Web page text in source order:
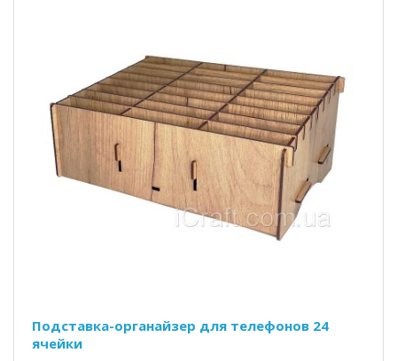
Подставка-органайзер для телефонов 24
ячейки